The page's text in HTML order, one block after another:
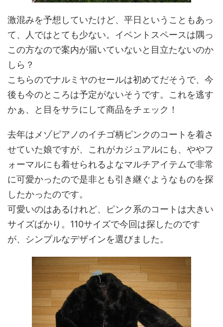
激混みを予想していたけど、平日ということもあっ
て、人ではとても少ない。イベントスペースは隅っ
この方なので案内が届いていないと目立たないのか
しら？
こちらのでナルミヤのセールは初めてだそうで、今
後も今のところは予定がないそうです。これを逃す
かぁ、と目をサラにして商品をチェック！
去年はメゾピアノのイチゴ柄ピンクのコートを着さ
せていた娘ですが、これがカジュアルにも、ややフ
ォーマルにも着せられるよなマルチアイテムで非常
に可愛かったので是非とも引き継ぐようなものを探
したかったのです。
可愛いのはあるけれど、ピンク系のコートは大きい
サイズばかり。110サイズで今回は探したのです
が、シンプルなデザインを選びました。